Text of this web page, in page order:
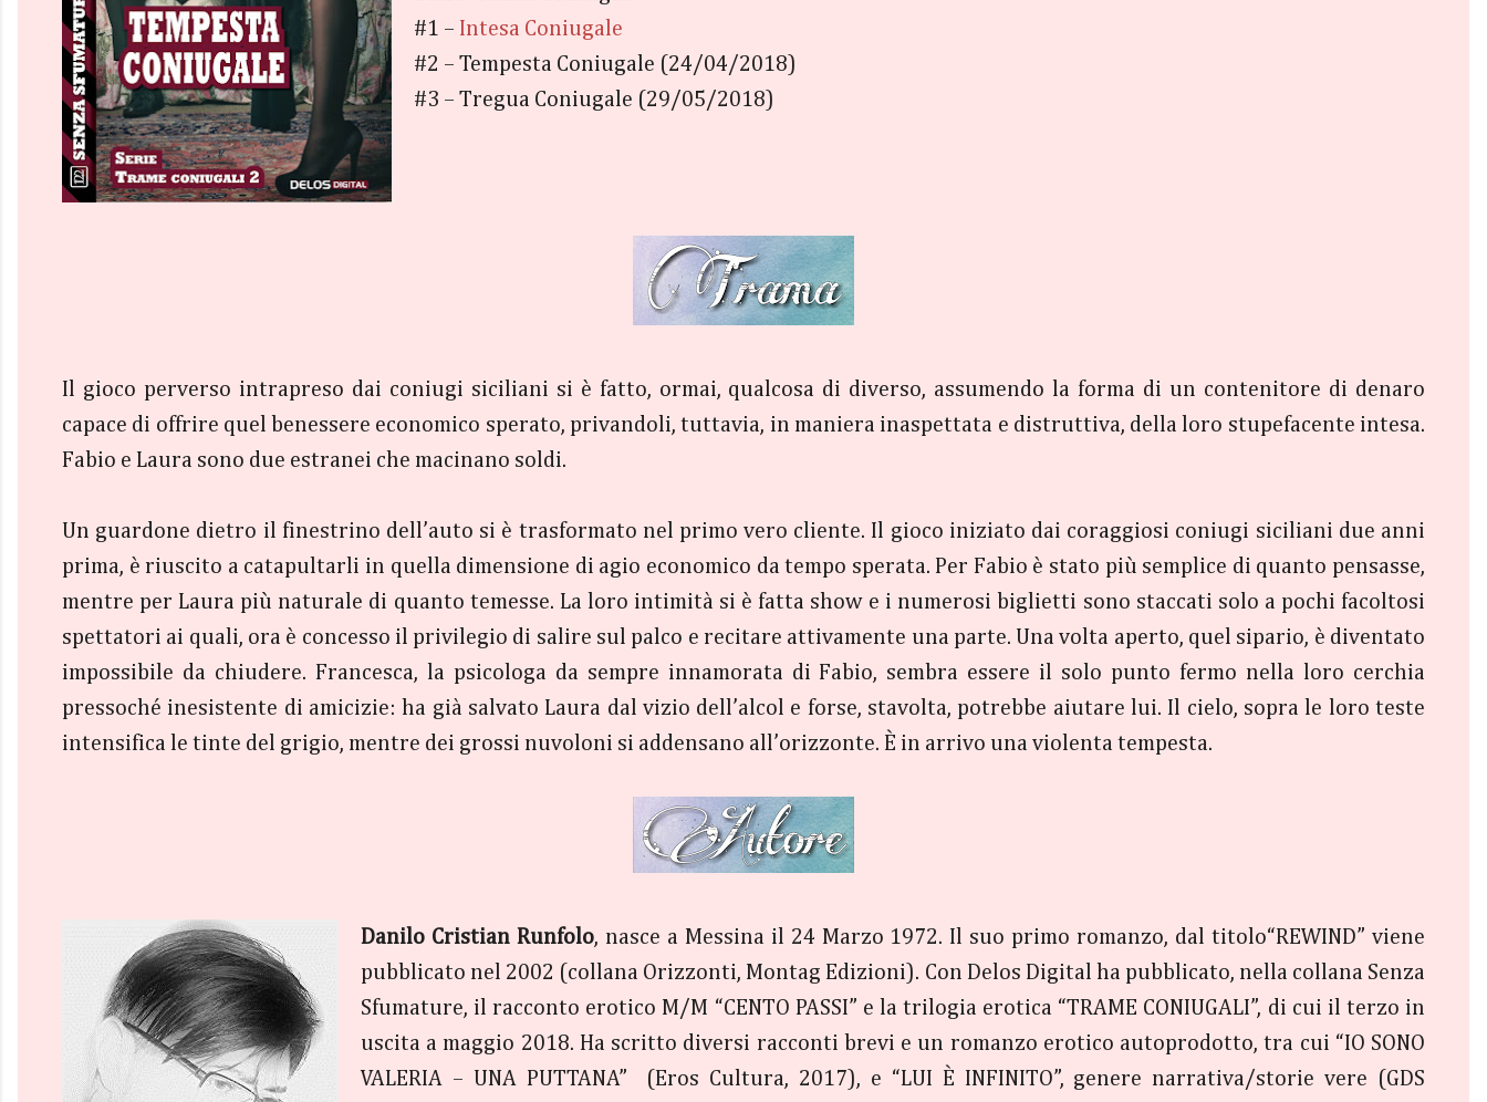
#1 – Intesa Coniugale
#2 – Tempesta Coniugale (24/04/2018)
#3 – Tregua Coniugale (29/05/2018)
Il gioco perverso intrapreso dai coniugi siciliani si è fatto, ormai, qualcosa di diverso, assumendo la forma di un contenitore di denaro
capace di offrire quel benessere economico sperato, privandoli, tuttavia, in maniera inaspettata e distruttiva, della loro stupefacente intesa.
Fabio e Laura sono due estranei che macinano soldi.
Un guardone dietro il finestrino dell’auto si è trasformato nel primo vero cliente. Il gioco iniziato dai coraggiosi coniugi siciliani due anni
prima, è riuscito a catapultarli in quella dimensione di agio economico da tempo sperata. Per Fabio è stato più semplice di quanto pensasse,
mentre per Laura più naturale di quanto temesse. La loro intimità si è fatta show e i numerosi biglietti sono staccati solo a pochi facoltosi
spettatori ai quali, ora è concesso il privilegio di salire sul palco e recitare attivamente una parte. Una volta aperto, quel sipario, è diventato
impossibile da chiudere. Francesca, la psicologa da sempre innamorata di Fabio, sembra essere il solo punto fermo nella loro cerchia
pressoché inesistente di amicizie: ha già salvato Laura dal vizio dell’alcol e forse, stavolta, potrebbe aiutare lui. Il cielo, sopra le loro teste
intensifica le tinte del grigio, mentre dei grossi nuvoloni si addensano all’orizzonte. È in arrivo una violenta tempesta.
Danilo Cristian Runfolo, nasce a Messina il 24 Marzo 1972. Il suo primo romanzo, dal titolo“REWIND” viene
pubblicato nel 2002 (collana Orizzonti, Montag Edizioni). Con Delos Digital ha pubblicato, nella collana Senza
Sfumature, il racconto erotico M/M “CENTO PASSI” e la trilogia erotica “TRAME CONIUGALI”, di cui il terzo in
uscita a maggio 2018. Ha scritto diversi racconti brevi e un romanzo erotico autoprodotto, tra cui “IO SONO
VALERIA – UNA PUTTANA” (Eros Cultura, 2017), e “LUI È INFINITO”, genere narrativa/storie vere (GDS